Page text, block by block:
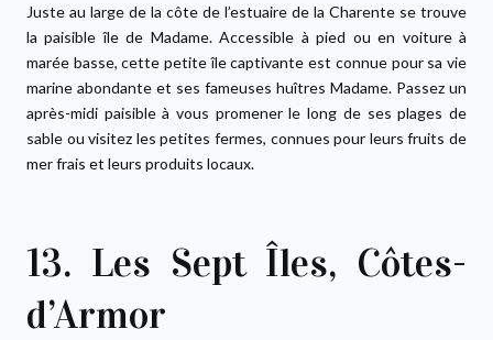
Juste au large de la côte de l’estuaire de la Charente se trouve
la paisible île de Madame. Accessible à pied ou en voiture à
marée basse, cette petite île captivante est connue pour sa vie
marine abondante et ses fameuses huîtres Madame. Passez un
après-midi paisible à vous promener le long de ses plages de
sable ou visitez les petites fermes, connues pour leurs fruits de
mer frais et leurs produits locaux.
13. Les Sept Îles, Côtes-
d’Armor